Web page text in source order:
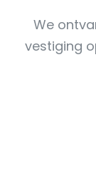
We
vestiging